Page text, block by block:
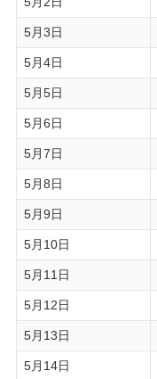
5月3日
5月4日
5月5日
5月6日
5月7日
5月8日
5月9日
5月10日
5月11日
5月12日
5月13日
5月14日